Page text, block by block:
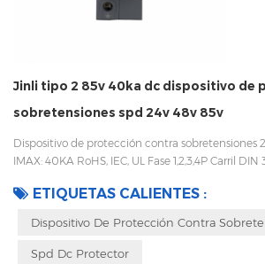
Jinli tipo 2 85v 40ka dc dispositivo de
sobretensiones spd 24v 48v 85v
Dispositivo de protección contra sobretensiones
IMAX: 40KA RoHS, IEC, UL Fase 1,2,3,4P Carril
evitar vibraciones durante el transporte
ETIQUETAS CALIENTES :
Dispositivo De Protección Contra
Spd Dc Protector